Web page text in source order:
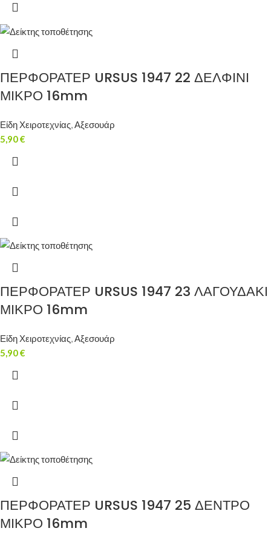
ΠΕΡΦΟΡΑΤΕΡ URSUS 1947 22 ΔΕΛΦΙΝΙ
ΜΙΚΡΟ 16mm
Είδη Χειροτεχνίας,Αξεσουάρ
5,90€
ΠΕΡΦΟΡΑΤΕΡ URSUS 1947 23 ΛΑΓΟΥΔΑΚΙ
ΜΙΚΡΟ 16mm
Είδη Χειροτεχνίας,Αξεσουάρ
5,90€
ΠΕΡΦΟΡΑΤΕΡ URSUS 1947 25 ΔΕΝΤΡΟ
ΜΙΚΡΟ 16mm